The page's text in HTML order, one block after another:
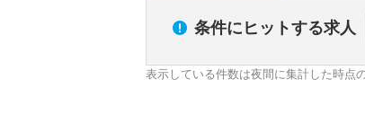
条件にヒットする求人
表示している件数は夜間に集計した時点